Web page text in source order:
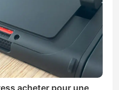
acheter pour une